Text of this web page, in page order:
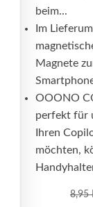
beim...
Im
Magnete
OOONO
perfekt für
Ihren
möchten,
8,95